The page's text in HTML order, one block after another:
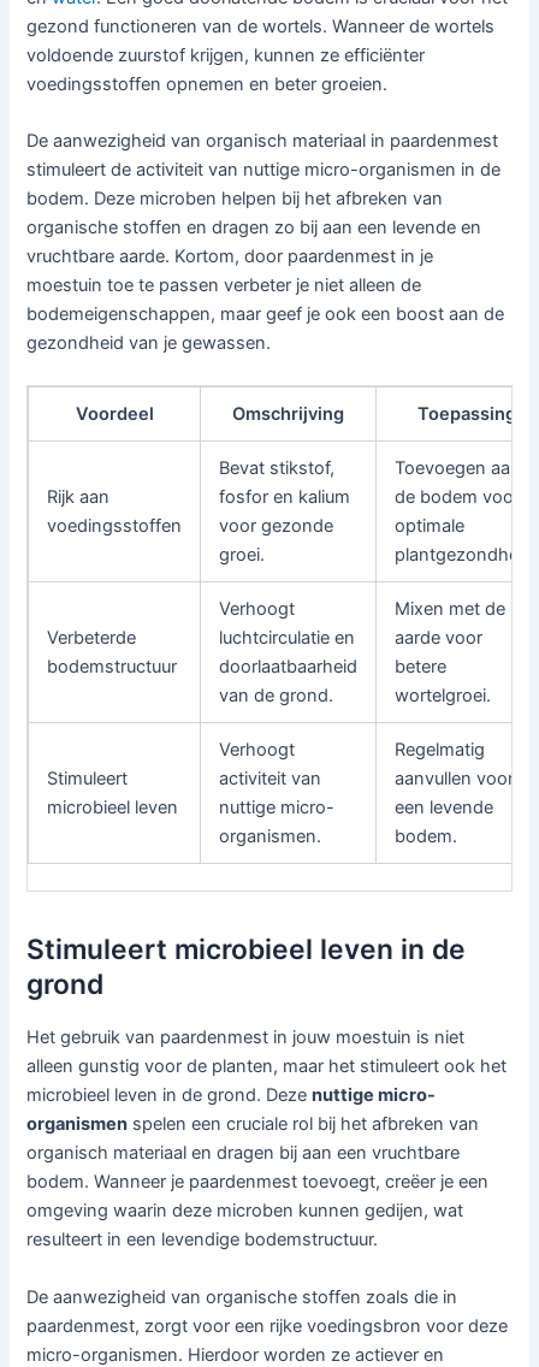
gezond functioneren van de wortels. Wanneer de wortels
voldoende zuurstof krijgen, kunnen ze efficiënter
voedingsstoffen opnemen en beter groeien.
De aanwezigheid van organisch materiaal in paardenmest
stimuleert de activiteit van nuttige micro-organismen in de
bodem. Deze microben helpen bij het afbreken van
organische stoffen en dragen zo bij aan een levende en
vruchtbare aarde. Kortom, door paardenmest in je
moestuin toe te passen verbeter je niet alleen de
bodemeigenschappen, maar geef je ook een boost aan de
gezondheid van je gewassen.
Voordeel Omschrijving Toepassing
Rijk aan
voedingsstoffen
Bevat stikstof,
fosfor en kalium
voor gezonde
groei.
Toevoegen aan
de bodem voor
optimale
plantgezondheid.
Verbeterde
bodemstructuur
Verhoogt
luchtcirculatie en
doorlaatbaarheid
van de grond.
Mixen met de
aarde voor
betere
wortelgroei.
Stimuleert
microbieel leven
Verhoogt
activiteit van
nuttige micro-
organismen.
Regelmatig
aanvullen voor
een levende
bodem.
Stimuleert microbieel leven in de
grond
Het gebruik van paardenmest in jouw moestuin is niet
alleen gunstig voor de planten, maar het stimuleert ook het
microbieel leven in de grond. Dezenuttige micro-
organismen spelen een cruciale rol bij het afbreken van
organisch materiaal en dragen bij aan een vruchtbare
bodem. Wanneer je paardenmest toevoegt, creëer je een
omgeving waarin deze microben kunnen gedijen, wat
resulteert in een levendige bodemstructuur.
De aanwezigheid van organische stoffen zoals die in
paardenmest, zorgt voor een rijke voedingsbron voor deze
micro-organismen. Hierdoor worden ze actiever en